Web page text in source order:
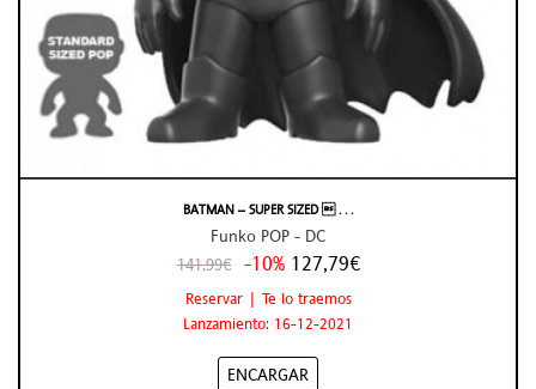
BATMAN – SUPER SIZED  . . .
Funko POP - DC
141,99€ -10% 127,79€
Reservar | Te lo traemos
Lanzamiento: 16-12-2021
ENCARGAR